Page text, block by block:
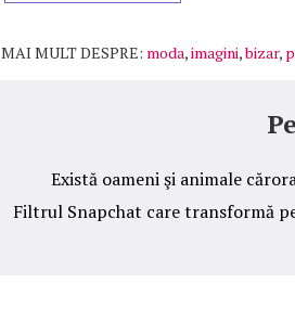
MAI MULT DESPRE: moda,imagini,bizar,
Există oameni şi animale
Filtrul Snapchat care transformă